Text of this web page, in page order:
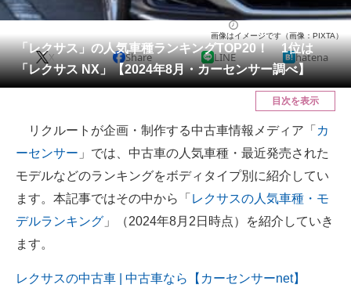
動物 リサーチ
会員記事
メディア
ITの今と未来を見通す
スマホと通信の最新トレンド
進化するPCとデバイスの未来
好きが集まる 比べて選べる
ビジネスと働き方のヒント
「レクサス」の人気車種ランキングTOP20！ 1位は
「レクサス NX」【2024年8月・カーセンサー調べ】
画像はイメージです（画像：PIXTA）
X Share LINE hatena
目次を表示
リクルートが企画・制作する中古車情報メディア「 カ
ーセンサー 」では、中古車の人気車種・最近発売された
モデルなどのランキングをボディタイプ別に紹介してい
ます。本記事ではその中から「 レクサスの人気車種・モ
デルランキング 」（2024年8月2日時点）を紹介していき
ます。
レクサスの中古車 | 中古車なら【カーセンサーnet】